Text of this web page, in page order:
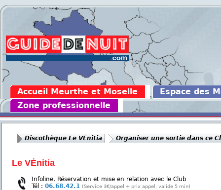
Accueil Meurthe et Moselle
Espace des
Zone professionnelle
Discothèque Le VĖnitia Organiser une sortie dans ce
Le VĖnitia
Infoline, Réservation et mise en relation avec le Club
Tél : 06.68.42.1 (Service 3€/appel + prix appel, valide 5 min)